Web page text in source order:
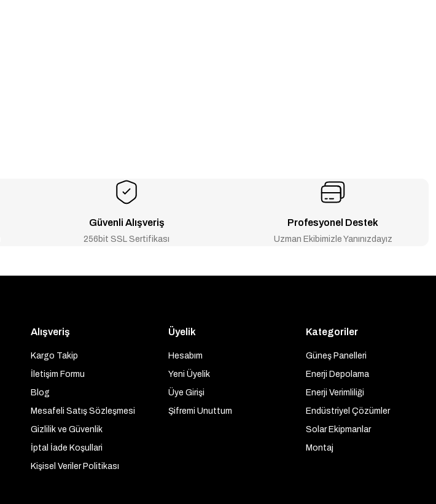
Güvenli Alışveriş
256bit SSL Sertifikası
Profesyonel Destek
Uzman Ekibimizle Yanınızdayız
Alışveriş
Kargo Takip
İletişim Formu
Blog
Mesafeli Satış Sözleşmesi
Gizlilik ve Güvenlik
İptal İade Koşullari
Kişisel Veriler Politikası
Üyelik
Hesabım
Yeni Üyelik
Üye Girişi
Şifremi Unuttum
Kategoriler
Güneş Panelleri
Enerji Depolama
Enerji Verimliliği
Endüstriyel Çözümler
Solar Ekipmanlar
Montaj